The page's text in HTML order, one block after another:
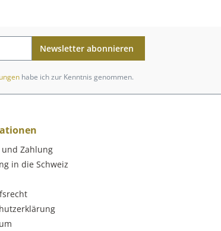
Newsletter abonnieren
habe ich zur Kenntnis genommen.
und Zahlung
in die Schweiz